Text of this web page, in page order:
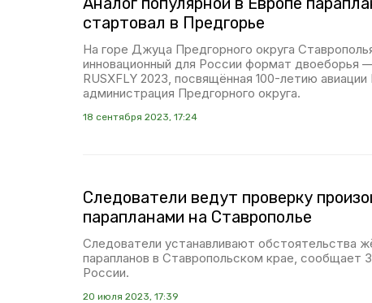
стартовал в Предгорье
На горе Джуца Предгорного округа
инновационный для России формат двоеборья —
RUSXFLY 2023, посвящённая 100-летию
администрация Предгорного округа.
18 сентября 2023, 17:24
Следователи ведут проверку
парапланами на Ставрополье
Следователи устанавливают обстоятельства
парапланов в Ставропольском крае,
России.
20 июля 2023, 17:39